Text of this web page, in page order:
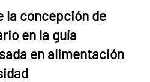
la concepción de
en la guía
en alimentación